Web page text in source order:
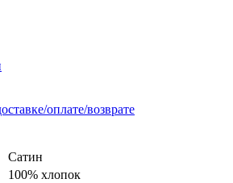
оплате/возврате
Сатин
100% хлопок